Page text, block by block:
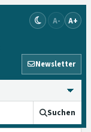
A- A+
Newsletter
Suchen